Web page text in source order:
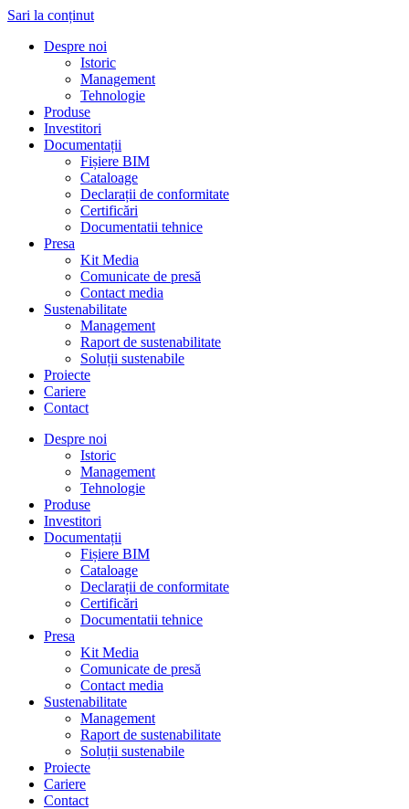
Sari la conținut
Despre noi
Istoric
Management
Tehnologie
Produse
Investitori
Documentații
Fișiere BIM
Cataloage
Declarații de conformitate
Certificări
Documentatii tehnice
Presa
Kit Media
Comunicate de presă
Contact media
Sustenabilitate
Management
Raport de sustenabilitate
Soluții sustenabile
Proiecte
Cariere
Contact
Despre noi
Istoric
Management
Tehnologie
Produse
Investitori
Documentații
Fișiere BIM
Cataloage
Declarații de conformitate
Certificări
Documentatii tehnice
Presa
Kit Media
Comunicate de presă
Contact media
Sustenabilitate
Management
Raport de sustenabilitate
Soluții sustenabile
Proiecte
Cariere
Contact